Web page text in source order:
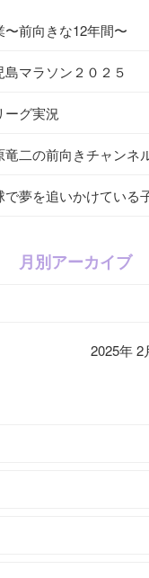
〜前向きな12年間〜
島マラソン２０２５
ーグ実況
竜二の前向きチャンネ
で夢を追いかけている
月別アーカイブ
2025年 2